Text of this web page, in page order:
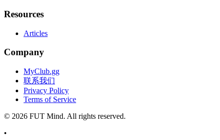
Resources
Articles
Company
MyClub.gg
联系我们
Privacy Policy
Terms of Service
© 2026 FUT Mind. All rights reserved.
•